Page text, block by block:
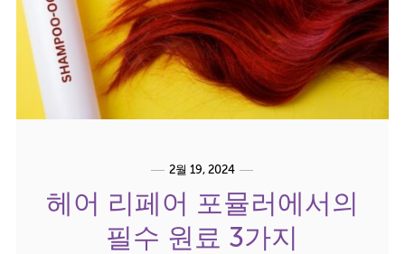
2월 19, 2024
헤어 리페어 포뮬러에서의
필수 원료 3가지